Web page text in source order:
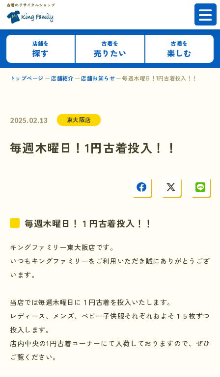
店舗を
探す
古着を
売りたい
古着を
楽しむ
トップページ 店舗紹介 店舗お知らせ 毎週木曜日！1円古着投入！！
2025.02.13 東大阪店
毎週木曜日！1円古着投入！！
毎週木曜日！１円古着投入！！
キングファミリー東大阪店です。
いつもキングファミリーをご利用いただき誠にありがとうござ
います。
当店では毎週木曜日に１円古着を投入いたします。
レディース、メンズ、ベビー子供服それぞれおよそ１５枚ずつ
投入します。
店内中央の1 円古着コーナーにて入荷しておりますので、ぜひ
ご覧ください。